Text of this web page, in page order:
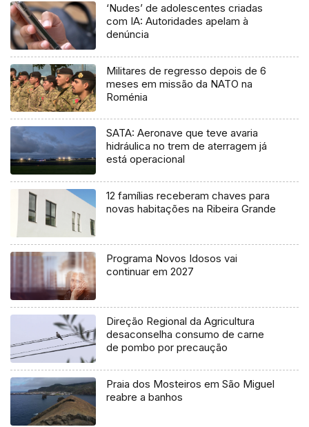
‘Nudes’ de adolescentes criadas
com IA: Autoridades apelam à
denúncia
Militares de regresso depois de 6
meses em missão da NATO na
Roménia
SATA: Aeronave que teve avaria
hidráulica no trem de aterragem já
está operacional
12 famílias receberam chaves para
novas habitações na Ribeira Grande
Programa Novos Idosos vai
continuar em 2027
Direção Regional da Agricultura
desaconselha consumo de carne
de pombo por precaução
Praia dos Mosteiros em São Miguel
reabre a banhos